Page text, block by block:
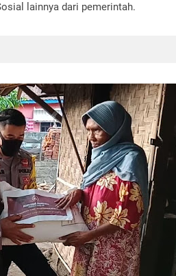
lainnya dari pemerintah.